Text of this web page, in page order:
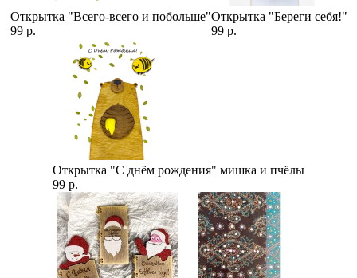
Открытка "Всего-всего и побольше"
99 р.
Открытка "Береги себя!"
99 р.
Открытка "С днём рождения" мишка и пчёлы
99 р.